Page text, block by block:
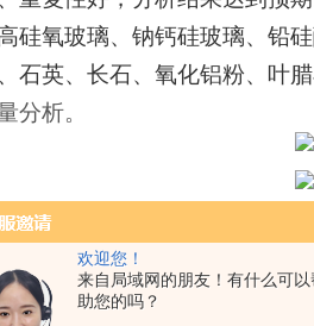
欢迎您！
来自局域网的朋友！有什么可以
助您的吗？
硅氧玻璃、钠钙硅玻璃、铅
石英、长石、氧化铝粉、叶
分析。